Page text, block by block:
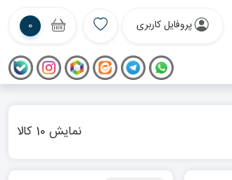
پروفایل کاربری 0
نمایش 10 کالا